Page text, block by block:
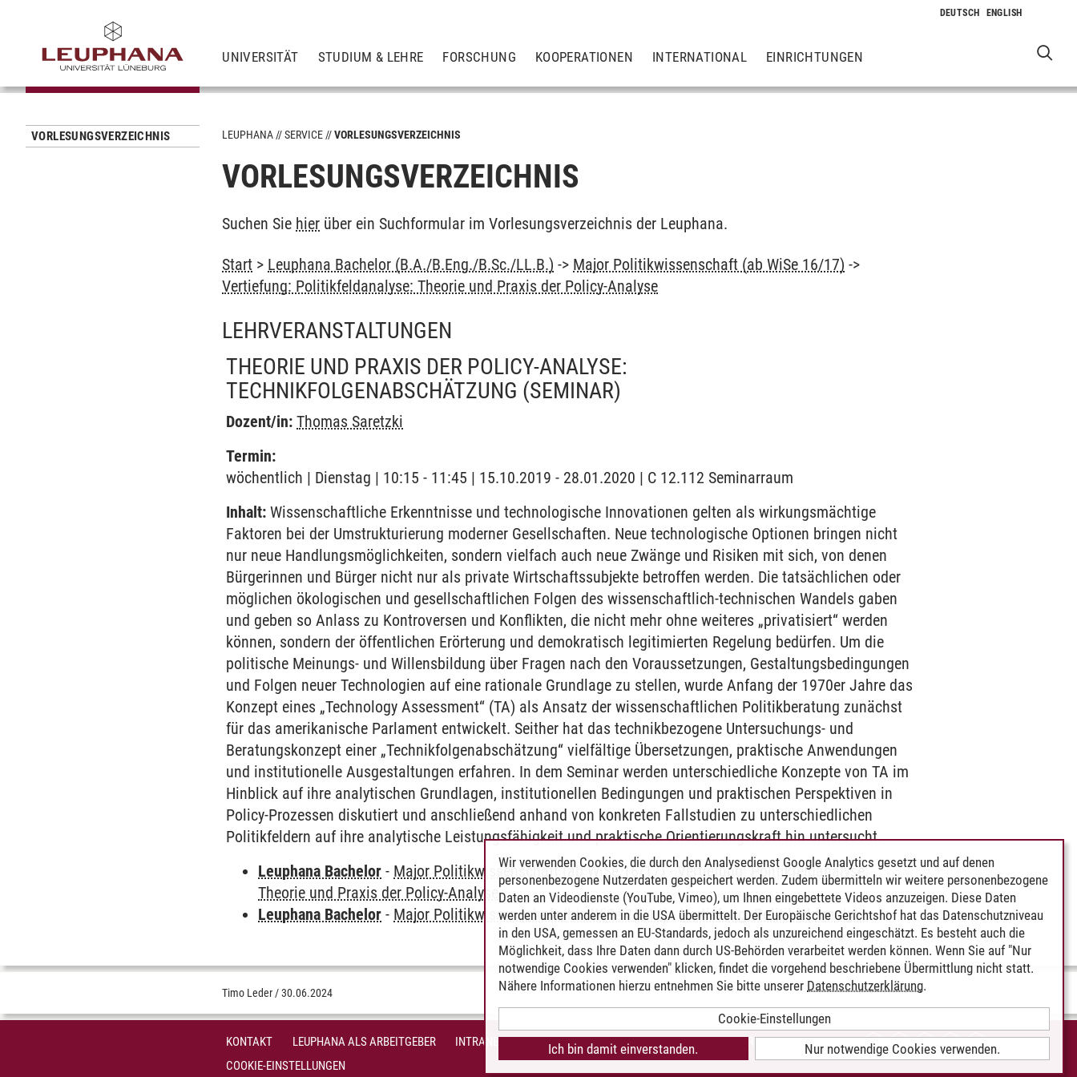
UNIVERSITÄT STUDIUM & LEHRE FORSCHUNG KOOPERATIONEN INTERNATIONAL EINRICHTUNGEN
VORLESUNGSVERZEICHNIS LEUPHANA SERVICE VORLESUNGSVERZEICHNIS
VORLESUNGSVERZEICHNIS
Suchen Sie hier über ein Suchformular im Vorlesungsverzeichnis der Leuphana.
Start > Leuphana Bachelor (B.A./B.Eng./B.Sc./LL.B.) -> Major Politikwissenschaft (ab WiSe 16/17) ->
Vertiefung: Politikfeldanalyse: Theorie und Praxis der Policy-Analyse
LEHRVERANSTALTUNGEN
THEORIE UND PRAXIS DER POLICY-ANALYSE:
TECHNIKFOLGENABSCHÄTZUNG (SEMINAR)
Dozent/in: Thomas Saretzki
Termin:
wöchentlich | Dienstag | 10:15 - 11:45 | 15.10.2019 - 28.01.2020 | C 12.112 Seminarraum
Inhalt: Wissenschaftliche Erkenntnisse und technologische Innovationen gelten als wirkungsmächtige
Faktoren bei der Umstrukturierung moderner Gesellschaften. Neue technologische Optionen bringen nicht
nur neue Handlungsmöglichkeiten, sondern vielfach auch neue Zwänge und Risiken mit sich, von denen
Bürgerinnen und Bürger nicht nur als private Wirtschaftssubjekte betroffen werden. Die tatsächlichen oder
möglichen ökologischen und gesellschaftlichen Folgen des wissenschaftlich-technischen Wandels gaben
und geben so Anlass zu Kontroversen und Konflikten, die nicht mehr ohne weiteres „privatisiert“ werden
können, sondern der öffentlichen Erörterung und demokratisch legitimierten Regelung bedürfen. Um die
politische Meinungs- und Willensbildung über Fragen nach den Voraussetzungen, Gestaltungsbedingungen
und Folgen neuer Technologien auf eine rationale Grundlage zu stellen, wurde Anfang der 1970er Jahre das
Konzept eines „Technology Assessment“ (TA) als Ansatz der wissenschaftlichen Politikberatung zunächst
für das amerikanische Parlament entwickelt. Seither hat das technikbezogene Untersuchungs- und
Beratungskonzept einer „Technikfolgenabschätzung“ vielfältige Übersetzungen, praktische Anwendungen
und institutionelle Ausgestaltungen erfahren. In dem Seminar werden unterschiedliche Konzepte von TA im
Hinblick auf ihre analytischen Grundlagen, institutionellen Bedingungen und praktischen Perspektiven in
Policy-Prozessen diskutiert und anschließend anhand von konkreten Fallstudien zu unterschiedlichen
Politikfeldern auf ihre analytische Leistungsfähigkeit und praktische Orientierungskraft hin untersucht.
Leuphana Bachelor - Major Politikwissenschaft (ab WiSe 16/17)-Vertiefung: Politikfeldanalyse:
Theorie und Praxis der Policy-Analyse
Leuphana Bachelor - Major Politikwissenschaft (bis WiSe 15/16)-Vertiefung: Politikfeldanalyse
Timo Leder /30.06.2024
KONTAKT LEUPHANA ALS ARBEITGEBER INTRANET IMPRESSUM DATENSCHUTZ
BARRIEREFREIHEIT
COOKIE-EINSTELLUNGEN
Wir verwenden Cookies, die durch den Analysedienst Google Analytics gesetzt und auf denen
personenbezogene Nutzerdaten gespeichert werden. Zudem übermitteln wir weitere personenbezogene
Daten an Videodienste (YouTube, Vimeo), um Ihnen eingebettete Videos anzuzeigen. Diese Daten
werden unter anderem in die USA übermittelt. Der Europäische Gerichtshof hat das Datenschutzniveau
in den USA, gemessen an EU-Standards, jedoch als unzureichend eingeschätzt. Es besteht auch die
Möglichkeit, dass Ihre Daten dann durch US-Behörden verarbeitet werden können. Wenn Sie auf "Nur
notwendige Cookies verwenden" klicken, findet die vorgehend beschriebene Übermittlung nicht statt.
Nähere Informationen hierzu entnehmen Sie bitte unserer Datenschutzerklärung.
Cookie-Einstellungen
Nur notwendige Cookies verwenden.
Ich bin damit einverstanden.